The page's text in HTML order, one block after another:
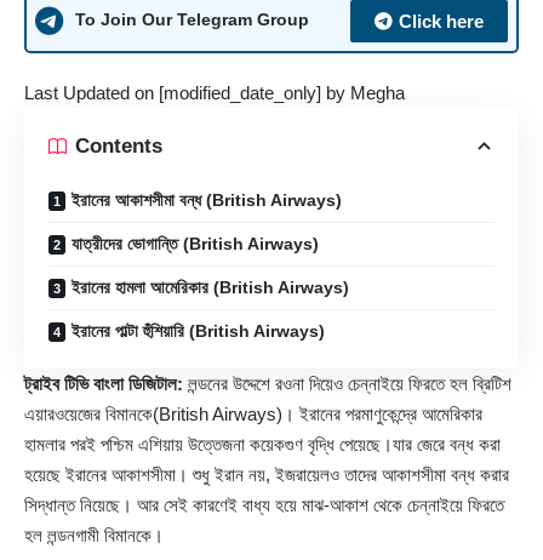
To Join Our Telegram Group Click here
Last Updated on [modified_date_only] by Megha
Contents
ইরানের আকাশসীমা বন্ধ (British Airways)
যাত্রীদের ভোগান্তি (British Airways)
ইরানের হামলা আমেরিকার (British Airways)
ইরানের পাল্টা হুঁশিয়ারি (British Airways)
ট্রাইব টিভি বাংলা ডিজিটাল: লন্ডনের উদ্দেশে রওনা দিয়েও চেন্নাইয়ে ফিরতে হল ব্রিটিশ
এয়ারওয়েজের বিমানকে(British Airways)। ইরানের পরমাণুকেন্দ্রে আমেরিকার
হামলার পরই পশ্চিম এশিয়ায় উত্তেজনা কয়েকগুণ বৃদ্ধি পেয়েছে।যার জেরে বন্ধ করা
হয়েছে ইরানের আকাশসীমা। শুধু ইরান নয়, ইজরায়েলও তাদের আকাশসীমা বন্ধ করার
সিদ্ধান্ত নিয়েছে। আর সেই কারণেই বাধ্য হয়ে মাঝ-আকাশ থেকে চেন্নাইয়ে ফিরতে
হল লন্ডনগামী বিমানকে।